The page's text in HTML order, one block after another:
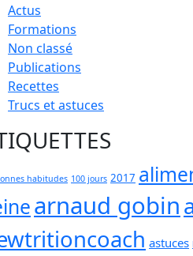
Actus
Formations
Non classé
Publications
Recettes
Trucs et astuces
habitudes 100 jours 2017
arnaud gobin
astuces